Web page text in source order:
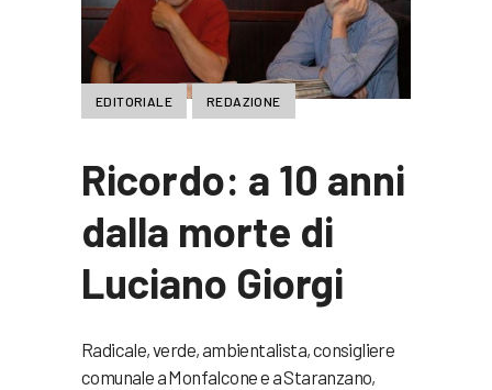
EDITORIALE REDAZIONE
Ricordo: a 10 anni
dalla morte di
Luciano Giorgi
Radicale, verde, ambientalista, consigliere
comunale a Monfalcone e a Staranzano,